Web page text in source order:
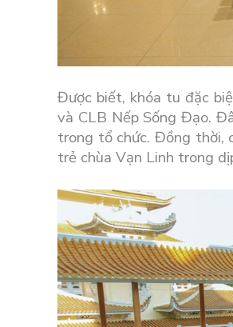
Được biết, khóa tu đặc
và CLB Nếp Sống Đạo.
trong tổ chức. Đồng thời,
trẻ chùa Vạn Linh trong